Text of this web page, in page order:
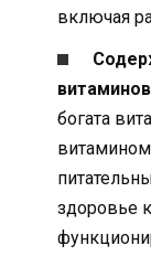
включая
богата
здоровье